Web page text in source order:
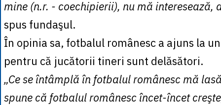
mine (n.r. - coechipierii), nu mă interesează,
spus fundaşul.
În opinia sa, fotbalul românesc a ajuns la
pentru că jucătorii tineri sunt delăsători.
„Ce se întâmplă în fotbalul românesc mă
spune că fotbalul românesc încet-încet